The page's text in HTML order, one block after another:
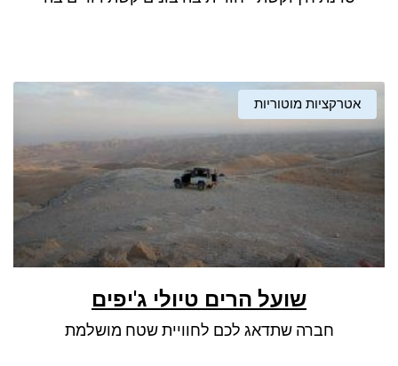
אטרקציות מוטוריות
שועל הרים טיולי ג'יפים
חברה שתדאג לכם לחוויית שטח מושלמת